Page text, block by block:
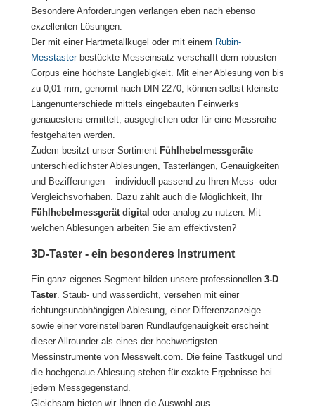
Besondere Anforderungen verlangen eben nach ebenso
exzellenten Lösungen.
Der mit einer Hartmetallkugel oder mit einem Rubin-
Messtasterbestückte Messeinsatz verschafft dem robusten
Corpus eine höchste Langlebigkeit. Mit einer Ablesung von bis
zu 0,01 mm, genormt nach DIN 2270, können selbst kleinste
Längenunterschiede mittels eingebauten Feinwerks
genauestens ermittelt, ausgeglichen oder für eine Messreihe
festgehalten werden.
Zudem besitzt unser Sortiment Fühlhebelmessgeräte
unterschiedlichster Ablesungen, Tasterlängen, Genauigkeiten
und Bezifferungen – individuell passend zu Ihren Mess- oder
Vergleichsvorhaben. Dazu zählt auch die Möglichkeit, Ihr
Fühlhebelmessgerät digital oder analog zu nutzen. Mit
welchen Ablesungen arbeiten Sie am effektivsten?
3D-Taster - ein besonderes Instrument
Ein ganz eigenes Segment bilden unsere professionellen 3-D
Taster . Staub- und wasserdicht, versehen mit einer
richtungsunabhängigen Ablesung, einer Differenzanzeige
sowie einer voreinstellbaren Rundlaufgenauigkeit erscheint
dieser Allrounder als eines der hochwertigsten
Messinstrumente von Messwelt.com. Die feine Tastkugel und
die hochgenaue Ablesung stehen für exakte Ergebnisse bei
jedem Messgegenstand.
Gleichsam bieten wir Ihnen die Auswahl aus